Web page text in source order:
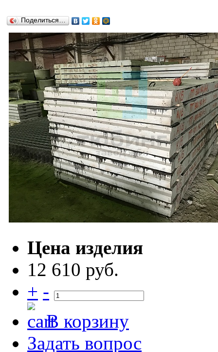
Поделиться…
Цена изделия
12 610 руб.
+ -
В корзину
Задать вопрос